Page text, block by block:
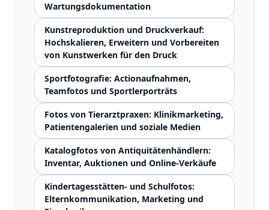
Wartungsdokumentation
Kunstreproduktion und Druckverkauf:
Hochskalieren, Erweitern und Vorbereiten
von Kunstwerken für den Druck
Sportfotografie: Actionaufnahmen,
Teamfotos und Sportlerporträts
Fotos von Tierarztpraxen: Klinikmarketing,
Patientengalerien und soziale Medien
Katalogfotos von Antiquitätenhändlern:
Inventar, Auktionen und Online-Verkäufe
Kindertagesstätten- und Schulfotos:
Elternkommunikation, Marketing und